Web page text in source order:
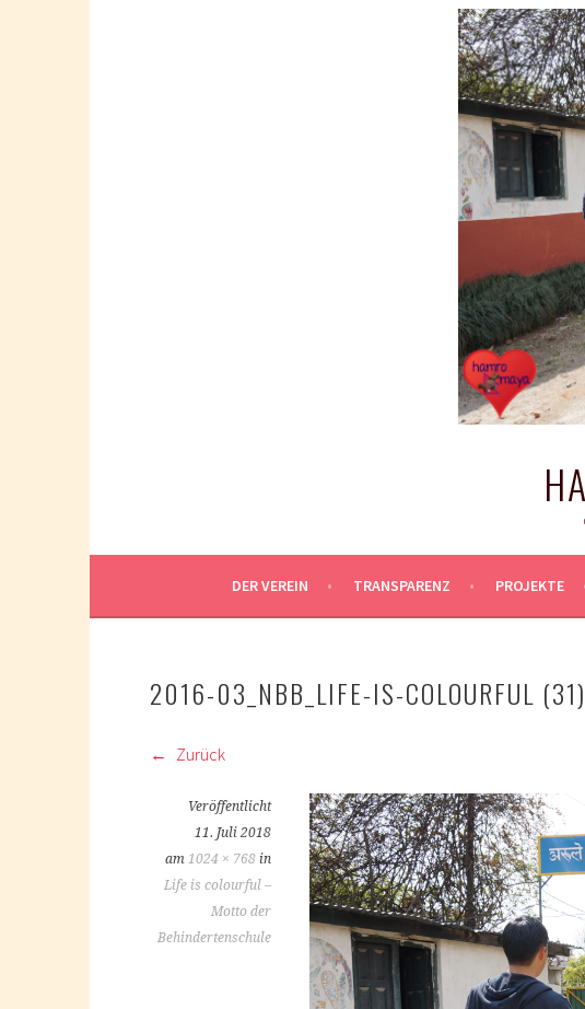
DER VEREIN TRANSPARENZ PROJEKTE
2016-03_NBB_LIFE-IS-COLOURFUL (31)
Zurück
Veröffentlicht
11. Juli 2018
am 1024 × 768 in
Life is colourful –
Motto der
Behindertenschule